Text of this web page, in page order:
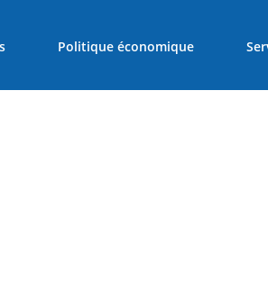
Politique économique